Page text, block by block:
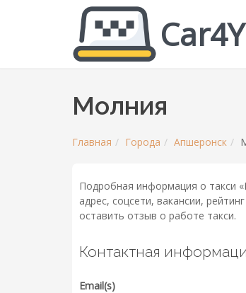
Молния
Главная Города Апшеронск
Подробная информация о такси
адрес, соцсети, вакансии,
оставить отзыв о работе такси.
Контактная
Email(s)